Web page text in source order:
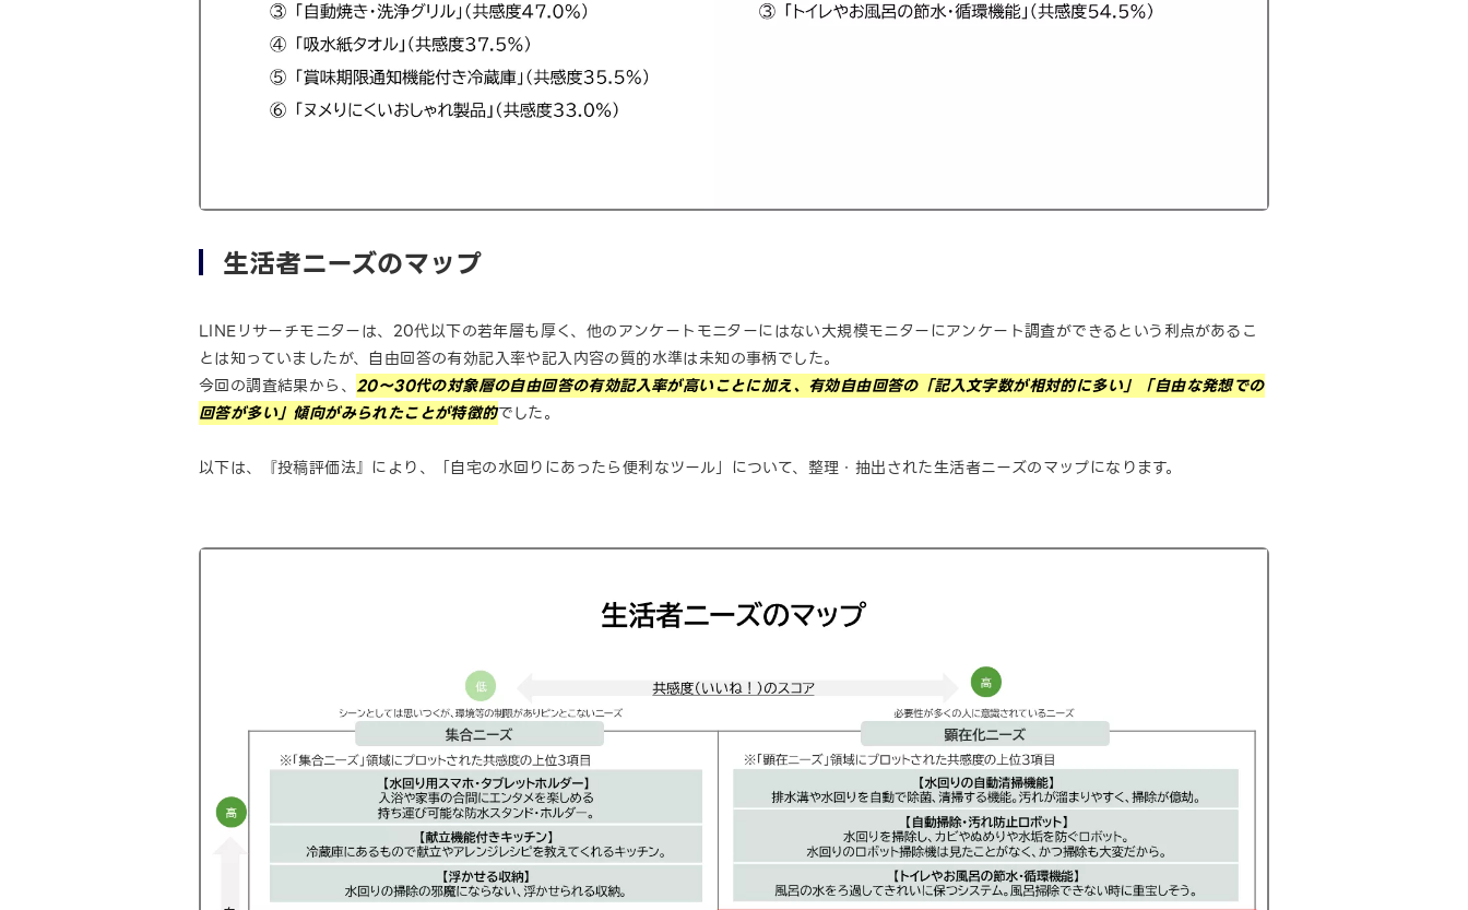
生活者ニーズのマップ
LINEリサーチモニターは、20代以下の若年層も厚く、他のアンケートモニターにはない大規模モニターにアンケート調査ができるという利点があるこ
とは知っていましたが、自由回答の有効記入率や記入内容の質的水準は未知の事柄でした。
今回の調査結果から、 20～30代の対象層の自由回答の有効記入率が高いことに加え、有効自由回答の「記入文字数が相対的に多い」「自由な発想での
回答が多い」傾向がみられたことが特徴的でした。
以下は、『投稿評価法』により、「自宅の水回りにあったら便利なツール」について、整理・抽出された生活者ニーズのマップになります。